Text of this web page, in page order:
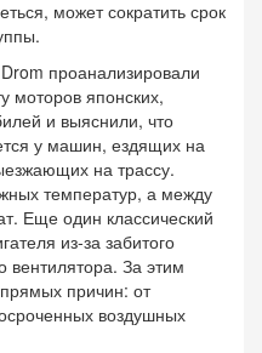
может сократить срок
проанализировали
моторов японских,
и выяснили, что
у машин, ездящих на
на трассу.
температур, а между
Еще один классический
из-за забитого
За этим
причин: от
воздушных